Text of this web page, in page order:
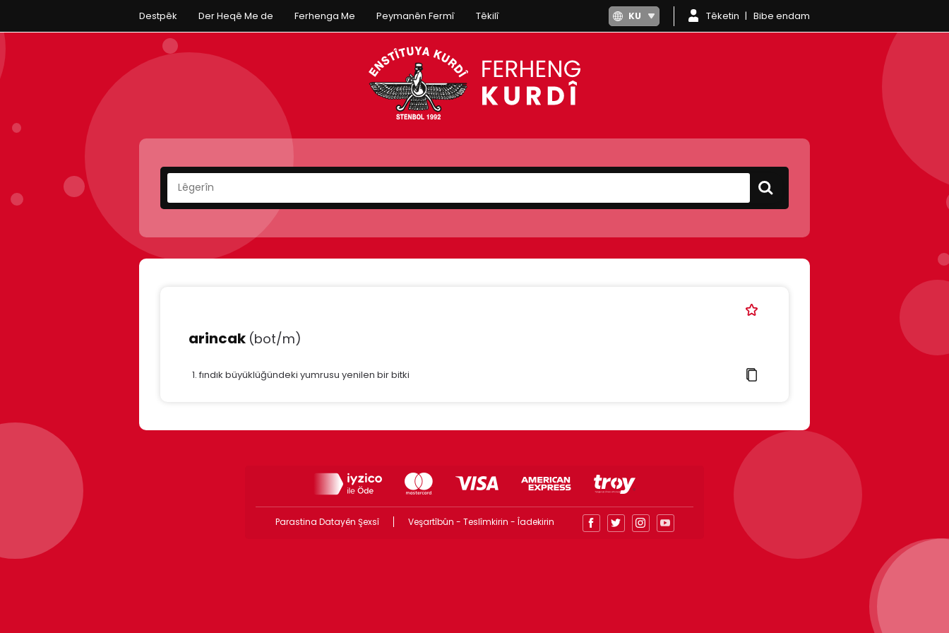
Destpêk Der Heqê Me de Ferhenga Me Peymanên Fermî Têkilî KU Têketin Bibe endam
arincak (bot/m)
fındık büyüklüğündeki yumrusu yenilen bir bitki
Parastina Datayên Şexsî Veşartîbûn - Teslîmkirin - Îadekirin